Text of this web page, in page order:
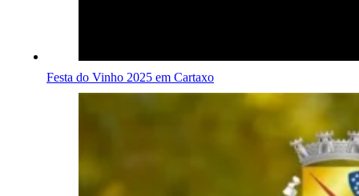
Festa do Vinho 2025 em Cartaxo